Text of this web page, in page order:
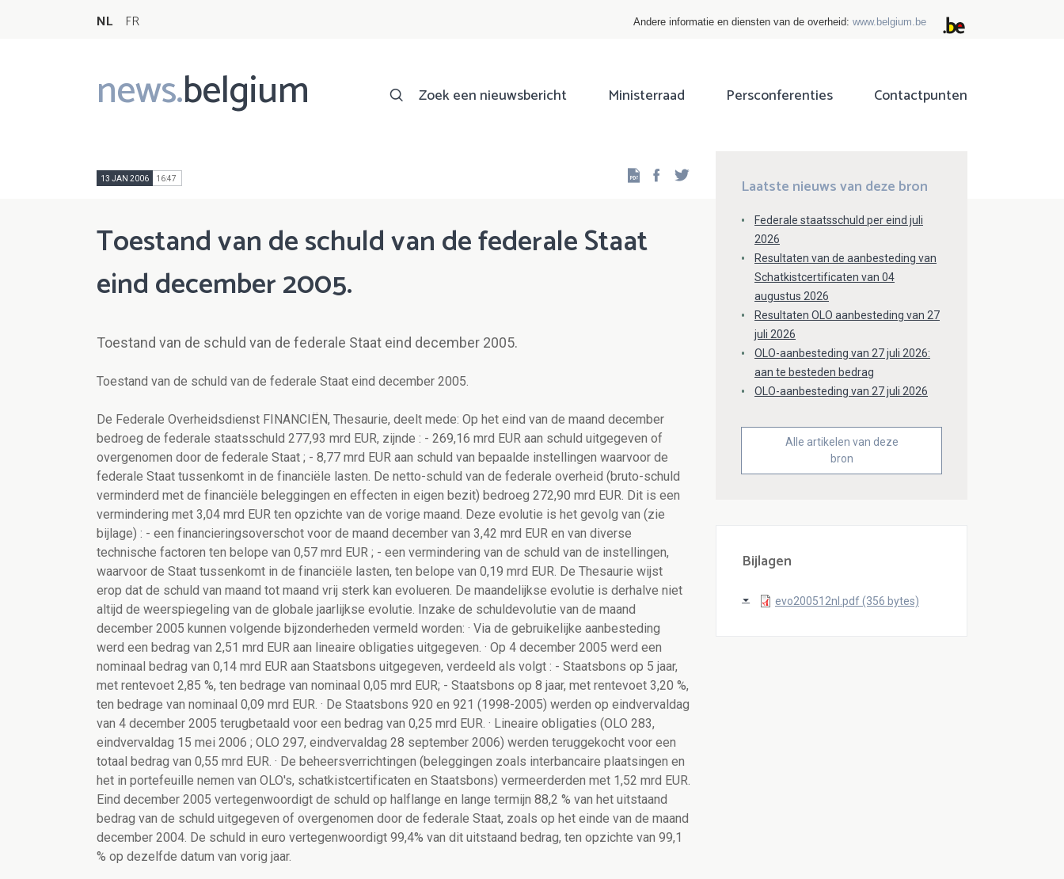
NL FR Andere informatie en diensten van de overheid: www.belgium.be
news.belgium
Main
navigation
Zoek een nieuwsbericht Ministerraad Persconferenties Contactpunten
13 JAN 2006 16:47 Facebook
Toestand van de schuld van de federale Staat
eind december 2005.
Toestand van de schuld van de federale Staat eind december 2005.
Toestand van de schuld van de federale Staat eind december 2005.
De Federale Overheidsdienst FINANCIËN, Thesaurie, deelt mede: Op het eind van de maand december
bedroeg de federale staatsschuld 277,93 mrd EUR, zijnde : - 269,16 mrd EUR aan schuld uitgegeven of
overgenomen door de federale Staat ; - 8,77 mrd EUR aan schuld van bepaalde instellingen waarvoor de
federale Staat tussenkomt in de financiële lasten. De netto-schuld van de federale overheid (bruto-schuld
verminderd met de financiële beleggingen en effecten in eigen bezit) bedroeg 272,90 mrd EUR. Dit is een
vermindering met 3,04 mrd EUR ten opzichte van de vorige maand. Deze evolutie is het gevolg van (zie
bijlage) : - een financieringsoverschot voor de maand december van 3,42 mrd EUR en van diverse
technische factoren ten belope van 0,57 mrd EUR ; - een vermindering van de schuld van de instellingen,
waarvoor de Staat tussenkomt in de financiële lasten, ten belope van 0,19 mrd EUR. De Thesaurie wijst
erop dat de schuld van maand tot maand vrij sterk kan evolueren. De maandelijkse evolutie is derhalve niet
altijd de weerspiegeling van de globale jaarlijkse evolutie. Inzake de schuldevolutie van de maand
december 2005 kunnen volgende bijzonderheden vermeld worden: · Via de gebruikelijke aanbesteding
werd een bedrag van 2,51 mrd EUR aan lineaire obligaties uitgegeven. · Op 4 december 2005 werd een
nominaal bedrag van 0,14 mrd EUR aan Staatsbons uitgegeven, verdeeld als volgt : - Staatsbons op 5 jaar,
met rentevoet 2,85 %, ten bedrage van nominaal 0,05 mrd EUR; - Staatsbons op 8 jaar, met rentevoet 3,20 %,
ten bedrage van nominaal 0,09 mrd EUR. · De Staatsbons 920 en 921 (1998-2005) werden op eindvervaldag
van 4 december 2005 terugbetaald voor een bedrag van 0,25 mrd EUR. · Lineaire obligaties (OLO 283,
eindvervaldag 15 mei 2006 ; OLO 297, eindvervaldag 28 september 2006) werden teruggekocht voor een
totaal bedrag van 0,55 mrd EUR. · De beheersverrichtingen (beleggingen zoals interbancaire plaatsingen en
het in portefeuille nemen van OLO's, schatkistcertificaten en Staatsbons) vermeerderden met 1,52 mrd EUR.
Eind december 2005 vertegenwoordigt de schuld op halflange en lange termijn 88,2 % van het uitstaand
bedrag van de schuld uitgegeven of overgenomen door de federale Staat, zoals op het einde van de maand
december 2004. De schuld in euro vertegenwoordigt 99,4% van dit uitstaand bedrag, ten opzichte van 99,1
% op dezelfde datum van vorig jaar.
Laatste nieuws van deze bron
Federale staatsschuld per eind juli
2026
Resultaten van de aanbesteding van
Schatkistcertificaten van 04
augustus 2026
Resultaten OLO aanbesteding van 27
juli 2026
OLO-aanbesteding van 27 juli 2026:
aan te besteden bedrag
OLO-aanbesteding van 27 juli 2026
Alle artikelen van deze
bron
Bijlagen
evo200512nl.pdf (356 bytes)